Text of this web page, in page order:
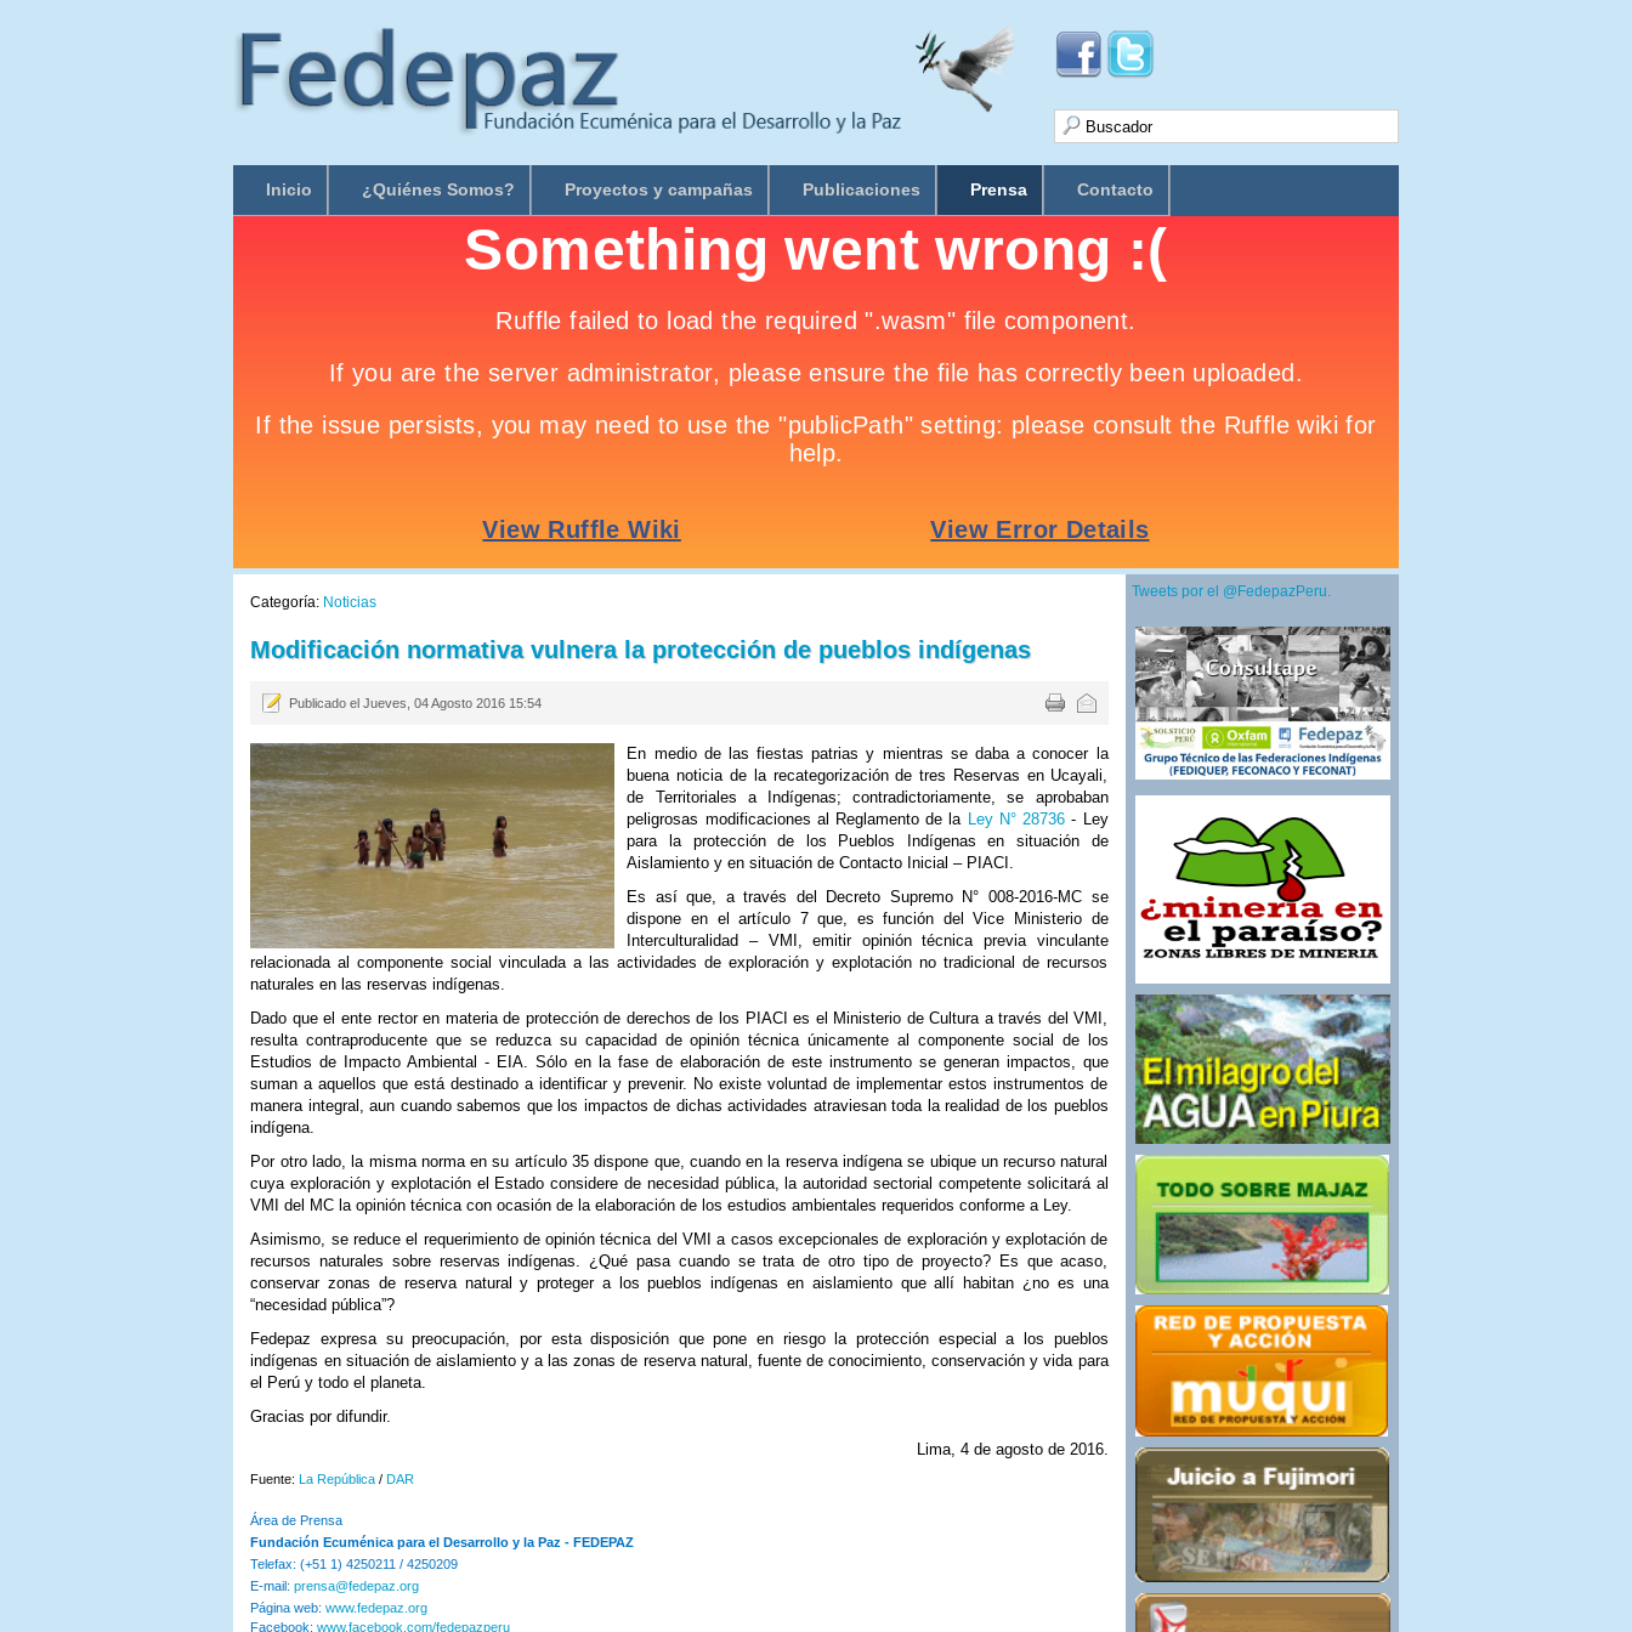
Inicio ¿Quiénes Somos? Proyectos y campañas Publicaciones Prensa Contacto
Categoría: Noticias
Modificación normativa vulnera la protección de pueblos indígenas
Publicado el Jueves, 04 Agosto 2016 15:54
En medio de las fiestas patrias y mientras se daba a conocer la
buena noticia de la recategorización de tres Reservas en Ucayali,
de Territoriales a Indígenas; contradictoriamente, se aprobaban
peligrosas modificaciones al Reglamento de la Ley N° 28736 - Ley
para la protección de los Pueblos Indígenas en situación de
Aislamiento y en situación de Contacto Inicial – PIACI.
Es así que, a través del Decreto Supremo N° 008-2016-MC se
dispone en el artículo 7 que, es función del Vice Ministerio de
Interculturalidad – VMI, emitir opinión técnica previa vinculante
relacionada al componente social vinculada a las actividades de exploración y explotación no tradicional de recursos
naturales en las reservas indígenas.
Dado que el ente rector en materia de protección de derechos de los PIACI es el Ministerio de Cultura a través del VMI,
resulta contraproducente que se reduzca su capacidad de opinión técnica únicamente al componente social de los
Estudios de Impacto Ambiental - EIA. Sólo en la fase de elaboración de este instrumento se generan impactos, que
suman a aquellos que está destinado a identificar y prevenir. No existe voluntad de implementar estos instrumentos de
manera integral, aun cuando sabemos que los impactos de dichas actividades atraviesan toda la realidad de los pueblos
indígena.
Por otro lado, la misma norma en su artículo 35 dispone que, cuando en la reserva indígena se ubique un recurso natural
cuya exploración y explotación el Estado considere de necesidad pública, la autoridad sectorial competente solicitará al
VMI del MC la opinión técnica con ocasión de la elaboración de los estudios ambientales requeridos conforme a Ley.
Asimismo, se reduce el requerimiento de opinión técnica del VMI a casos excepcionales de exploración y explotación de
recursos naturales sobre reservas indígenas. ¿Qué pasa cuando se trata de otro tipo de proyecto? Es que acaso,
conservar zonas de reserva natural y proteger a los pueblos indígenas en aislamiento que allí habitan ¿no es una
“necesidad pública”?
Fedepaz expresa su preocupación, por esta disposición que pone en riesgo la protección especial a los pueblos
indígenas en situación de aislamiento y a las zonas de reserva natural, fuente de conocimiento, conservación y vida para
el Perú y todo el planeta.
Gracias por difundir.
Lima, 4 de agosto de 2016.
Fuente:La República /DAR
Área de Prensa
Fundación Ecuménica para el Desarrollo y la Paz - FEDEPAZ
Telefax: (+51 1) 4250211 / 4250209
E-mail:prensa@fedepaz.org
Página web:www.fedepaz.org
Facebook:www.facebook.com/fedepazperu
Tweets por el @FedepazPeru.